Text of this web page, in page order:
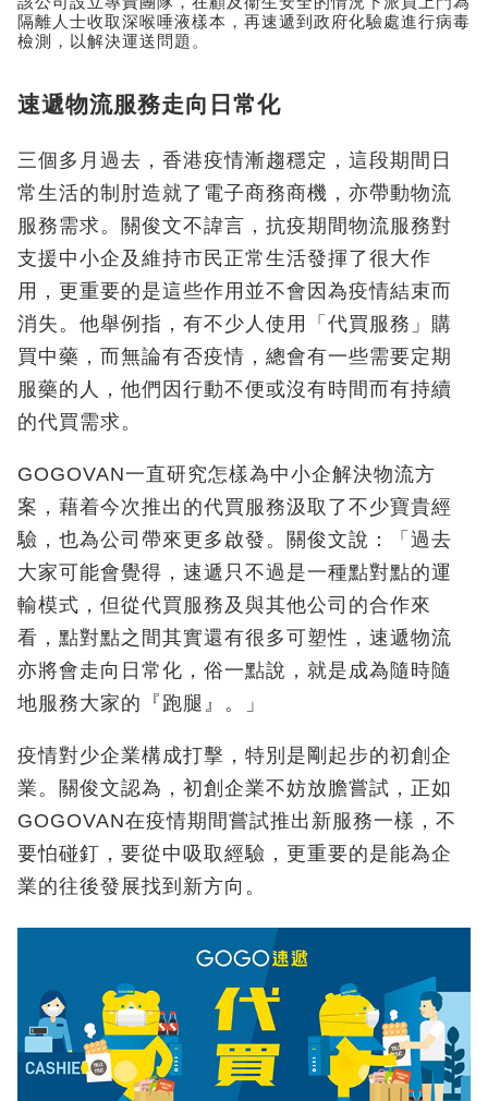
隔離人士收取深喉唾液樣本，再速遞到政府化驗處進行病毒
檢測，以解決運送問題。
速遞物流服務走向日常化
三個多月過去，香港疫情漸趨穩定，這段期間日
常生活的制肘造就了電子商務商機，亦帶動物流
服務需求。關俊文不諱言，抗疫期間物流服務對
支援中小企及維持市民正常生活發揮了很大作
用，更重要的是這些作用並不會因為疫情結束而
消失。他舉例指，有不少人使用「代買服務」購
買中藥，而無論有否疫情，總會有一些需要定期
服藥的人，他們因行動不便或沒有時間而有持續
的代買需求。
GOGOVAN一直研究怎樣為中小企解決物流方
案，藉着今次推出的代買服務汲取了不少寶貴經
驗，也為公司帶來更多啟發。關俊文說：「過去
大家可能會覺得，速遞只不過是一種點對點的運
輸模式，但從代買服務及與其他公司的合作來
看，點對點之間其實還有很多可塑性，速遞物流
亦將會走向日常化，俗一點說，就是成為隨時隨
地服務大家的『跑腿』。」
疫情對少企業構成打擊，特別是剛起步的初創企
業。關俊文認為，初創企業不妨放膽嘗試，正如
GOGOVAN在疫情期間嘗試推出新服務一樣，不
要怕碰釘，要從中吸取經驗，更重要的是能為企
業的往後發展找到新方向。